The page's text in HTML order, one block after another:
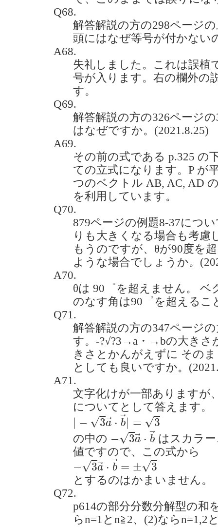
Q68.
解答解説の方の298ページ
頭にはなぜ等号が付かない
A68.
失礼しました。これは誤植
号が入ります。右の欄外の
す。
Q69.
解答解説の方の326ページ
はなぜですか。(2021.8.25)
A69.
その前の式である p.325
ての立式になります。P が
つのベクトル AB, AC, AD
を利用しています。
Q70.
879ページの例題8-37につ
りも大きくなる場合も考
もうのですが、θが90度を
ような場合でしょうか。
A70.
θは 90゜を超えません。 ベ
のなす角は90゜を超えるこ
Q71.
解答解説の方の347ページ
す。-?√?3→a・→bの大きさ
きさとかんがえずに その
としても良いですか。
A71.
文字化けが一部ありますが
についてとして答えます。
| − √3→
a ⋅ →
b| = √3
|−3 a →⋅ b→| =3
の中の −√3→
a ⋅ →
b
− 3a→ b→
はスカラ
値ですので、この式から
−√3→
a ⋅ →
b = ±√3
−3 a→ b→= ±
とするのはかまいません。
Q72.
p614の部分分数分解型の和
らn=1とn≧2、(2)ならn=1,2